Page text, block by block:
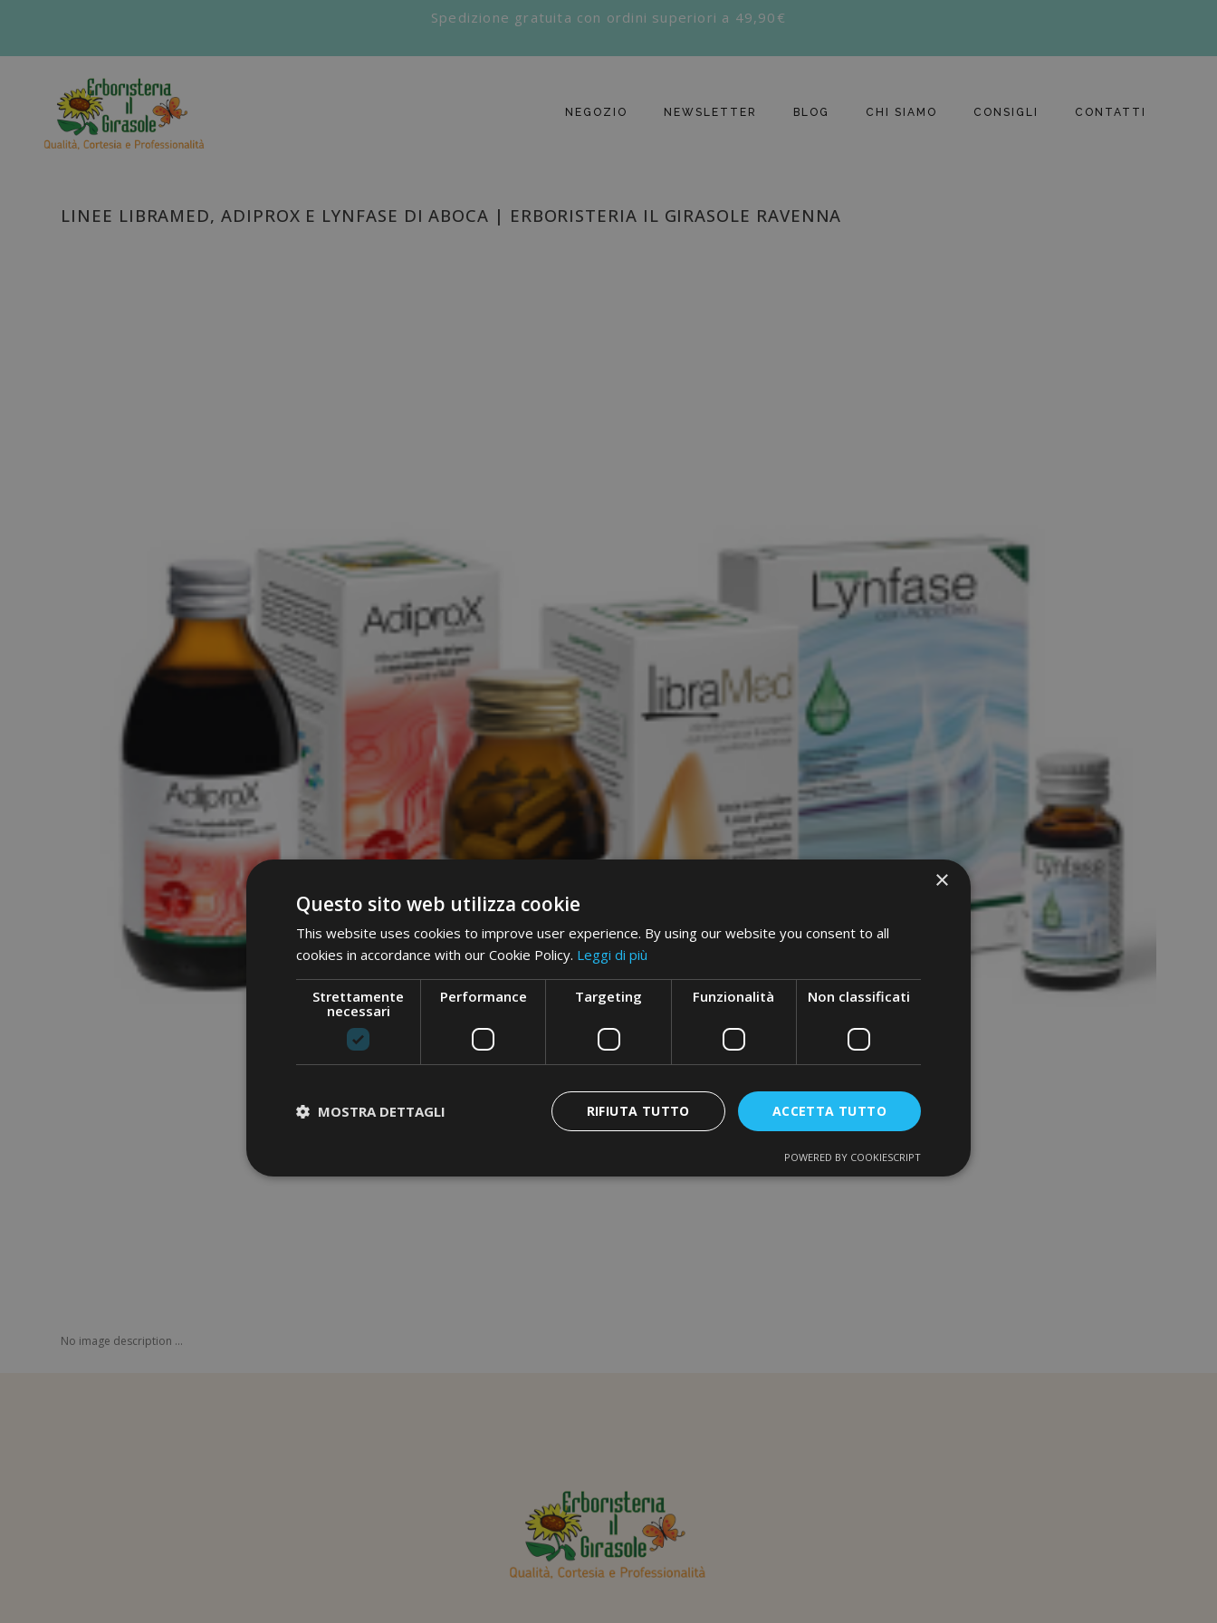
Spedizione gratuita con ordini superiori a 49,90€
NEGOZIO NEWSLETTER BLOG CHI SIAMO CONSIGLI CONTATTI
LINEE LIBRAMED, ADIPROX E LYNFASE DI ABOCA | ERBORISTERIA IL GIRASOLE RAVENNA
No image description ...
×
Questo sito web utilizza cookie
This website uses cookies to improve user experience. By using our website you consent to all
cookies in accordance with our Cookie Policy. Leggi di più
Strettamente
necessari
Performance Targeting Funzionalità Non classificati
ACCETTA TUTTO
RIFIUTA TUTTO
MOSTRA DETTAGLI
POWERED BY COOKIESCRIPT